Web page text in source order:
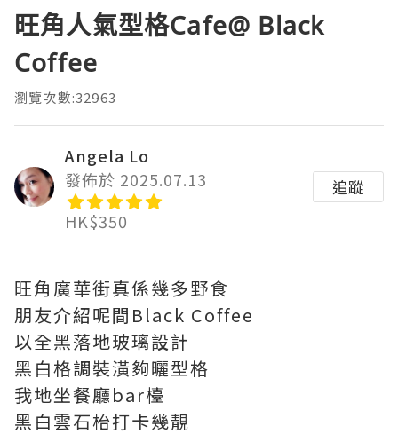
旺角人氣型格Cafe@ Black
Coffee
瀏覽次數:32963
Angela Lo
發佈於 2025.07.13
HK$350
追蹤
旺角廣華街真係幾多野食
朋友介紹呢間Black Coffee
以全黑落地玻璃設計
黑白格調裝潢夠曬型格
我地坐餐廳bar檯
黑白雲石枱打卡幾靚